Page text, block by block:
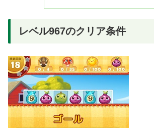
レベル967のクリア条件